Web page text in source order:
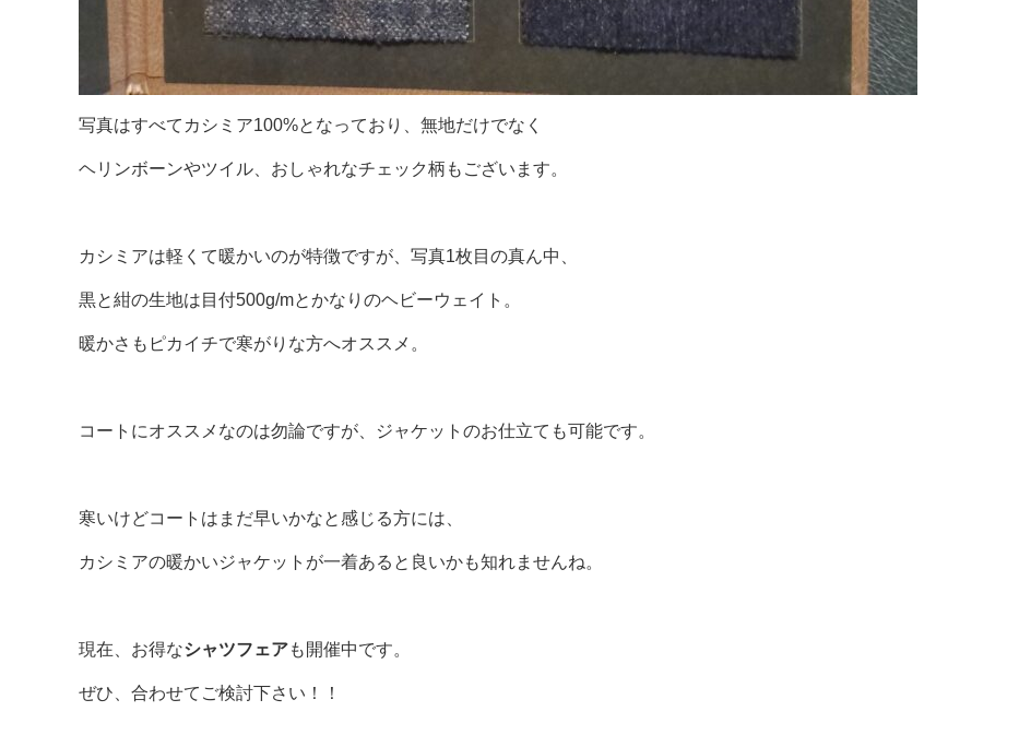
写真はすべてカシミア100%となっており、無地だけでなく
ヘリンボーンやツイル、おしゃれなチェック柄もございます。
カシミアは軽くて暖かいのが特徴ですが、写真1枚目の真ん中、
黒と紺の生地は目付500g/mとかなりのヘビーウェイト。
暖かさもピカイチで寒がりな方へオススメ。
コートにオススメなのは勿論ですが、ジャケットのお仕立ても可能です。
寒いけどコートはまだ早いかなと感じる方には、
カシミアの暖かいジャケットが一着あると良いかも知れませんね。
現在、お得なシャツフェアも開催中です。
ぜひ、合わせてご検討下さい！！